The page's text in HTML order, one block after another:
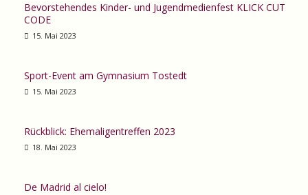
Bevorstehendes Kinder- und Jugendmedienfest KLICK CUT
CODE
15. Mai 2023
Sport-Event am Gymnasium Tostedt
15. Mai 2023
Rückblick: Ehemaligentreffen 2023
18. Mai 2023
De Madrid al cielo!